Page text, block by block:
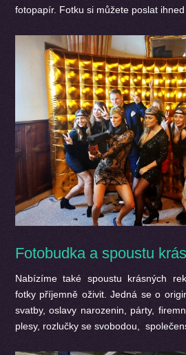
fotopapír. Fotku si můžete poslat
Fotobudka a spoustu
Nabízíme také spoustu krásných
fotky příjemně oživit.Jedná se o
svatby, oslavy narozenin, párty,
plesy, rozlučky se svobodou,